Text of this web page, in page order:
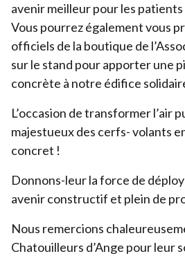
avenir meilleur pour les
Vous pourrez également vous
officiels de la boutique de
sur le stand pour apporter une
concrète à notre édifice
L’occasion de transformer l’air
majestueux des cerfs- volants
concret !
Donnons-leur la force de
avenir constructif et plein de
Nous remercions
Chatouilleurs d’Ange pour leur